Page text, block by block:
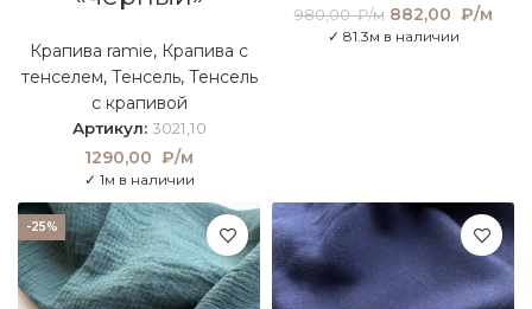
Крапива ramie, Крапива с
тенселем, Тенсель, Тенсель
с крапивой
Артикул: 3021,10
1290,00 ₽/м
✓ 1м в наличии
980,00₽/м Первоначальная
цена составляла
882,00 ₽/м
✓ 81.3м в наличии
-25%